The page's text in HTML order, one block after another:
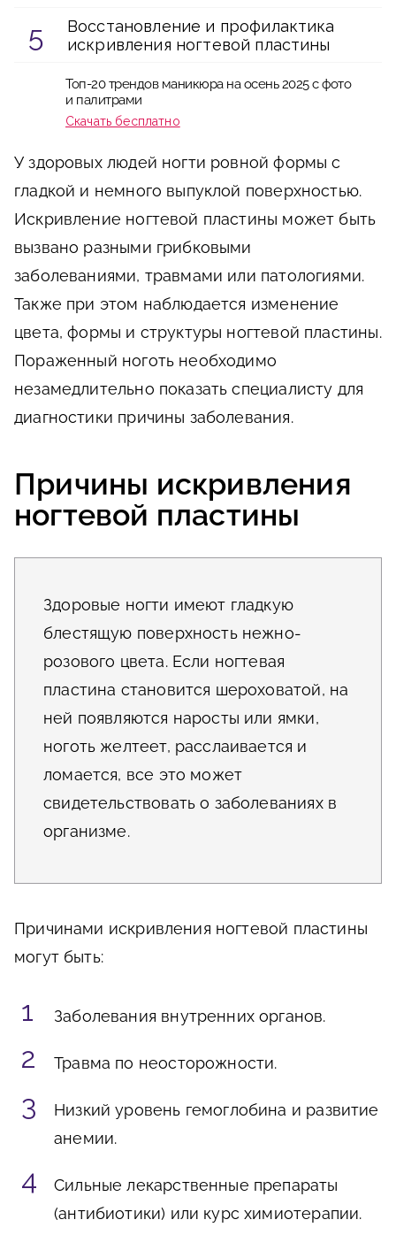
Восстановление и профилактика
искривления ногтевой пластины
Топ-20 трендов маникюра на осень 2025 с фото
и палитрами
Скачать бесплатно
У здоровых людей ногти ровной формы с
гладкой и немного выпуклой поверхностью.
Искривление ногтевой пластины может быть
вызвано разными грибковыми
заболеваниями, травмами или патологиями.
Также при этом наблюдается изменение
цвета, формы и структуры ногтевой пластины.
Пораженный ноготь необходимо
незамедлительно показать специалисту для
диагностики причины заболевания.
Причины искривления
ногтевой пластины
Здоровые ногти имеют гладкую
блестящую поверхность нежно-
розового цвета. Если ногтевая
пластина становится шероховатой, на
ней появляются наросты или ямки,
ноготь желтеет, расслаивается и
ломается, все это может
свидетельствовать о заболеваниях в
организме.
Причинами искривления ногтевой пластины
могут быть:
Заболевания внутренних органов.
Травма по неосторожности.
Низкий уровень гемоглобина и развитие
анемии.
Сильные лекарственные препараты
(антибиотики) или курс химиотерапии.